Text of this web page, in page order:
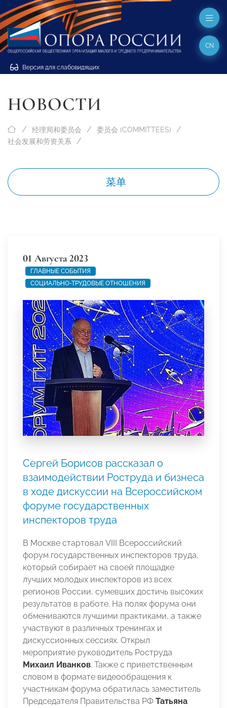
Версия для слабовидящих
CN
НОВОСТИ
经理局和委员会
委员会 (COMMITTEES)
社会发展和劳资关系
菜单
01 Августа 2023
ГЛАВНЫЕ СОБЫТИЯ
СОЦИАЛЬНО-ТРУДОВЫЕ ОТНОШЕНИЯ
Сергей Борисов рассказал о
взаимодействии Роструда и бизнеса
в ходе дискуссии на Всероссийском
форуме государственных
инспекторов труда
В Москве стартовал VIII Всероссийский
форум государственных инспекторов труда,
который собирает на своей площадке
лучших молодых инспекторов из всех
регионов России, сумевших достичь высоких
результатов в работе. На полях форума они
обмениваются лучшими практиками, а также
участвуют в различных тренингах и
дискуссионных сессиях. Открыл
мероприятие руководитель Роструда
Михаил Иванков. Также с приветственным
словом в формате видеообращения к
участникам форума обратилась заместитель
Председателя Правительства РФ Татьяна